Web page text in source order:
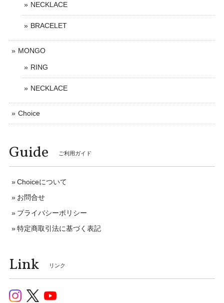
NECKLACE
BRACELET
MONGO
RING
NECKLACE
Choice
Guide ご利用ガイド
Choiceについて
お問合せ
プライバシーポリシー
特定商取引法に基づく表記
Link リンク